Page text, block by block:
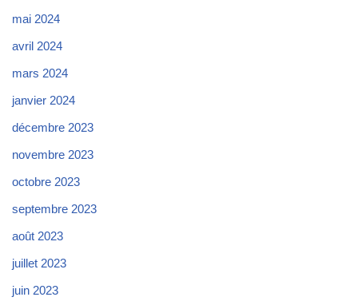
mai 2024
avril 2024
mars 2024
janvier 2024
décembre 2023
novembre 2023
octobre 2023
septembre 2023
août 2023
juillet 2023
juin 2023